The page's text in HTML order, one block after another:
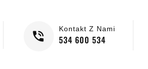
Kontakt Z Nami
534 600 534